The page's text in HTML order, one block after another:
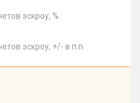
эскроу, %
эскроу, +/- в п.п.